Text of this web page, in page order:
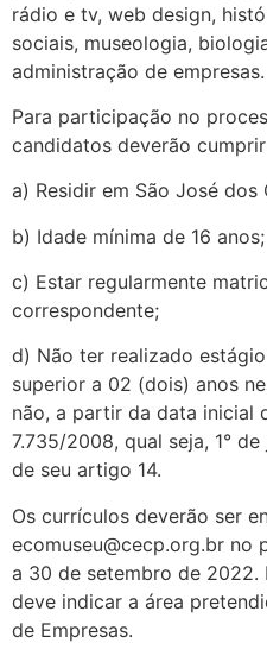
rádio e tv, web design,
sociais, museologia,
administração de empresas.
Para participação no
candidatos deverão
a) Residir em São José dos
b) Idade mínima de 16 anos;
c) Estar regularmente
correspondente;
d) Não ter realizado
superior a 02 (dois) anos
não, a partir da data inicial
7.735/2008, qual seja, 1°
de seu artigo 14.
Os currículos deverão ser
ecomuseu@cecp.org.br no
a 30 de setembro de 2022.
deve indicar a área
de Empresas.